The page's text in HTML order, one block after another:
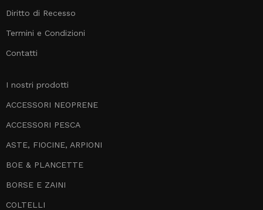
Diritto di Recesso
Termini e Condizioni
Contatti
I nostri prodotti
ACCESSORI NEOPRENE
ACCESSORI PESCA
ASTE, FIOCINE, ARPIONI
BOE & PLANCETTE
BORSE E ZAINI
COLTELLI